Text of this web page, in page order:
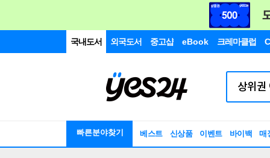
국내도서 외국도서 중고샵 eBook 크레마클럽
빠른분야찾기 베스트 신상품 이벤트 바이백 매